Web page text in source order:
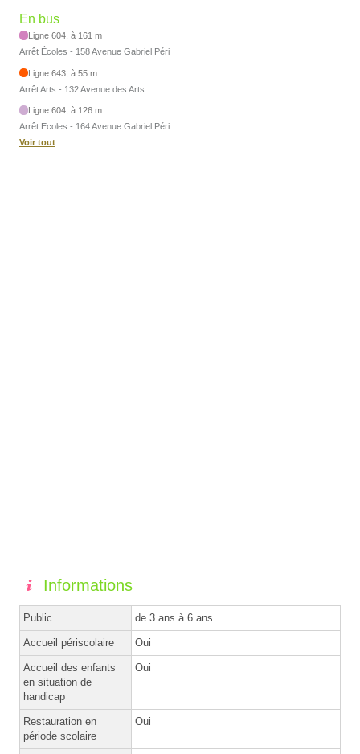
En bus
Ligne 604, à 161 m
Arrêt Écoles - 158 Avenue Gabriel Péri
Ligne 643, à 55 m
Arrêt Arts - 132 Avenue des Arts
Ligne 604, à 126 m
Arrêt Ecoles - 164 Avenue Gabriel Péri
Voir tout
Informations
Public de 3 ans à 6 ans
Accueil périscolaire Oui
Accueil des enfants
en situation de
handicap
Oui
Restauration en
période scolaire
Oui